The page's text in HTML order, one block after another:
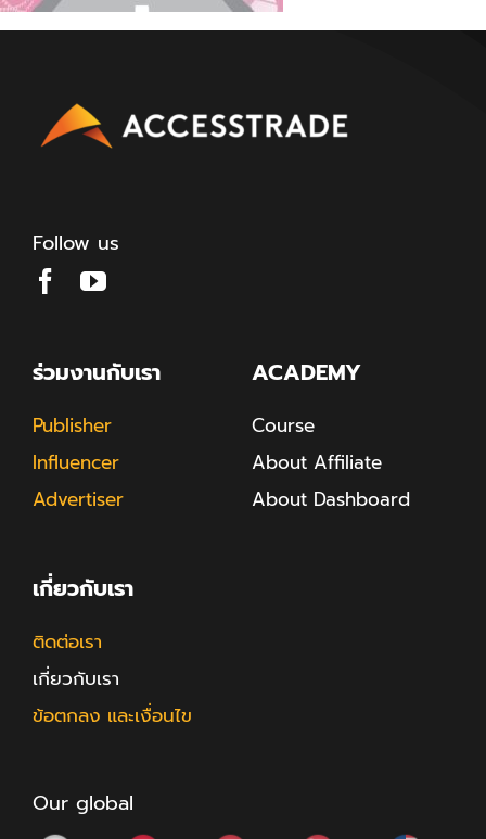
Follow us
ร่วมงานกับเรา
Publisher
Influencer
Advertiser
ACADEMY
Course
About Affiliate
About Dashboard
เกี่ยวกับเรา
ติดต่อเรา
เกี่ยวกับเรา
ข้อตกลง และเงื่อนไข
Our global